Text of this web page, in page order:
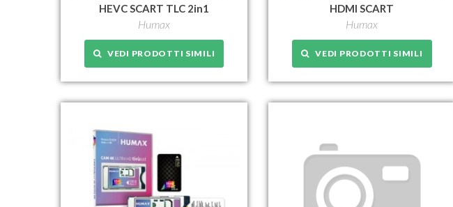
HEVC SCART TLC 2in1
Humax
VEDI PRODOTTI SIMILI
HDMI SCART
Humax
VEDI PRODOTTI SIMILI